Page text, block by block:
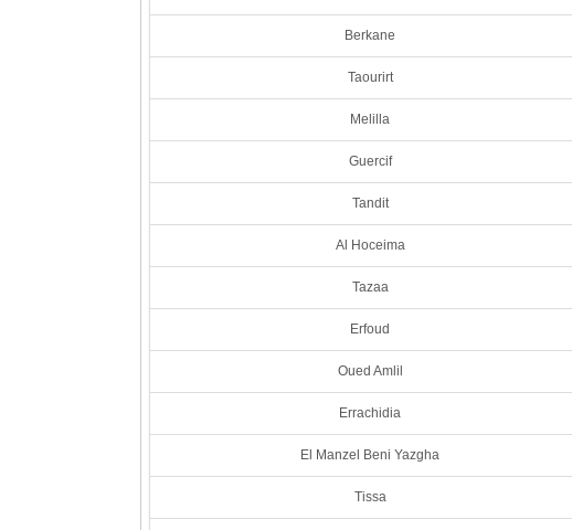
Berkane
Taourirt
Melilla
Guercif
Tandit
Al Hoceima
Tazaa
Erfoud
Oued Amlil
Errachidia
El Manzel Beni Yazgha
Tissa